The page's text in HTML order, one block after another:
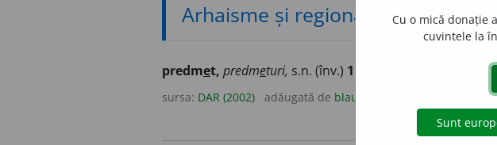
Arhaisme și regionalisme
predmet, predmeturi, s.n. (înv.) 1. privință, obiect; scop.
sursa: DAR (2002) adăugată de blaurb.
Cu o mică donație
cuvintele la